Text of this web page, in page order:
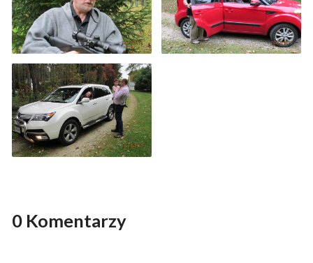
0 Komentarzy